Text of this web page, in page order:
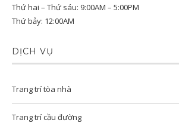
Thứ hai – Thứ sáu: 9:00AM – 5:00PM
Thứ bảy: 12:00AM
DỊCH VỤ
Trang trí tòa nhà
Trang trí cầu đường